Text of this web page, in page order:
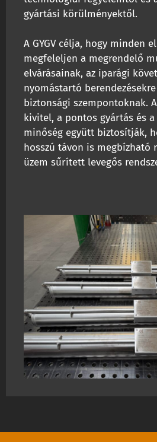
gyártási körülményektől.
A GYGV célja, hogy minden
megfeleljen a megrendelő
elvárásainak, az iparági
nyomástartó
biztonsági szempontoknak.
kivitel, a pontos gyártás és
minőség együtt biztosítják,
hosszú távon is megbízható
üzem sűrített levegős